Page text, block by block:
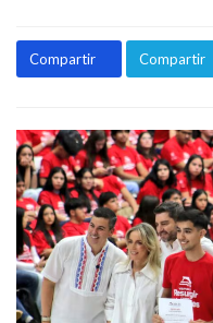
Compartir Compartir